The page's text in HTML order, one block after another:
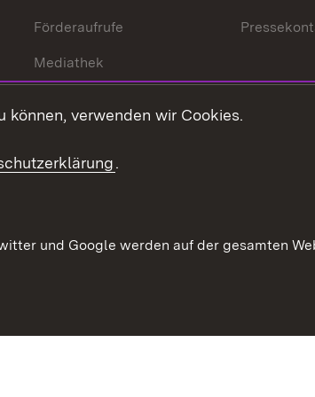
Förderaufrufe
Mediathek
können, verwenden wir Cookies.
.
und Google werden auf der gesamten